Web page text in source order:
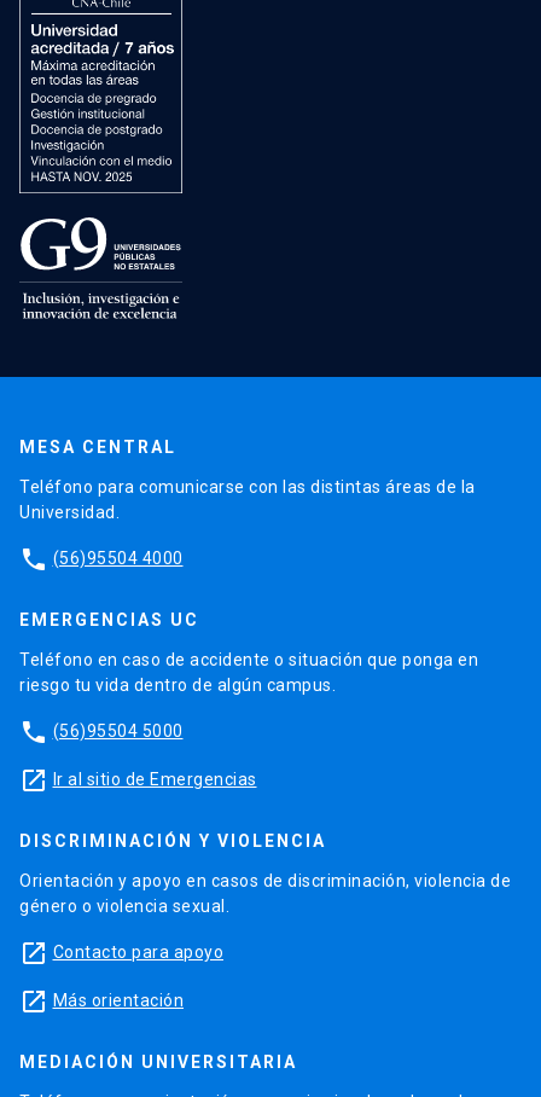
MESA CENTRAL
Teléfono para comunicarse con las distintas áreas de la
Universidad.
phone (56)95504 4000
EMERGENCIAS UC
Teléfono en caso de accidente o situación que ponga en
riesgo tu vida dentro de algún campus.
phone (56)95504 5000
launch Ir al sitio de Emergencias
DISCRIMINACIÓN Y VIOLENCIA
Orientación y apoyo en casos de discriminación, violencia de
género o violencia sexual.
launch Contacto para apoyo
launch Más orientación
MEDIACIÓN UNIVERSITARIA